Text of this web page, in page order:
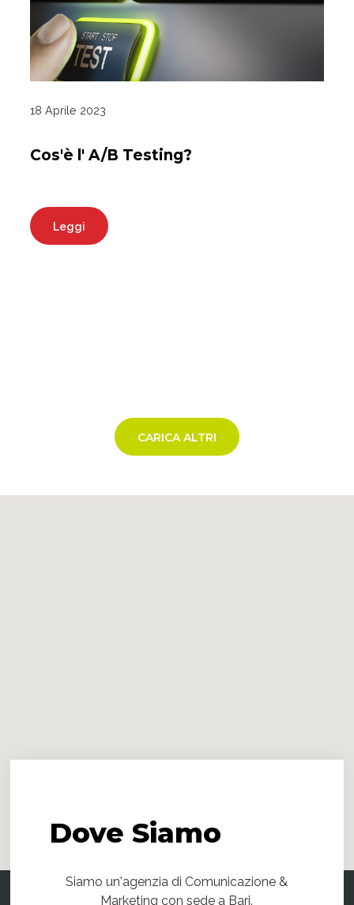
18 Aprile 2023
Cos'è l' A/B Testing?
Leggi
CARICA ALTRI
DoveSiamo
Siamo un'agenzia di Comunicazione &
Marketing con sede a Bari.